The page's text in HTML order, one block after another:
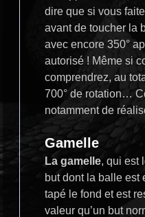
dire que si vous
avant de toucher la
avec encore 350°
autorisé ! Même si
comprendrez, au
700° de rotation…
notamment de
Gamelle
La gamelle, qui est
but dont la balle est
tapé le fond et est
valeur qu’un but